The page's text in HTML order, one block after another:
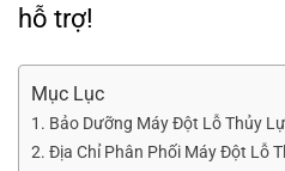
hỗ trợ!
Mục Lục
1. Bảo Dưỡng Máy Đột Lỗ Thủy
2. Địa Chỉ Phân Phối Máy Đột Lỗ